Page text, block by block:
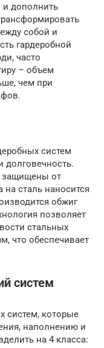
и дополнить
собой и
гардеробной
часто
– объем
чем при
систем
долговечность.
защищены от
сталь наносится
обжиг
позволяет
стальных
что обеспечивает
систем
систем, которые
наполнению и
на 4 класса: